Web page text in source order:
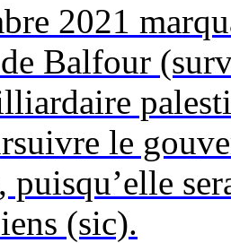
2021
Balfour
le
puisqu’elle
(sic).